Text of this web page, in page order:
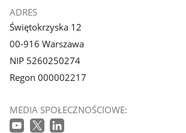
ADRES
Świętokrzyska 12
00-916 Warszawa
NIP 5260250274
Regon 000002217
MEDIA SPOŁECZNOŚCIOWE: